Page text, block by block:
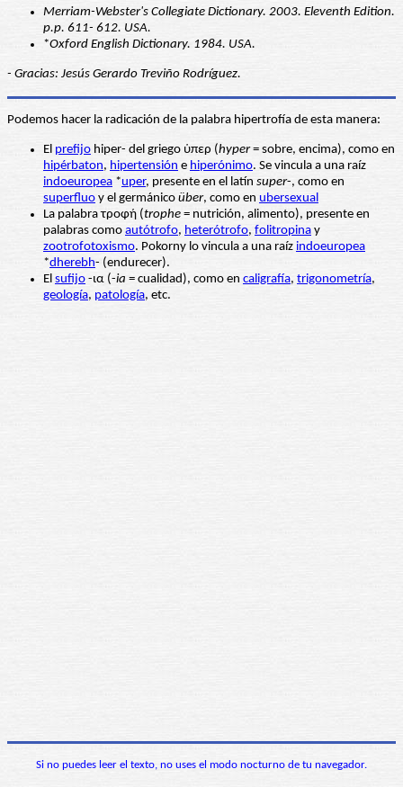
Merriam-Webster's Collegiate Dictionary. 2003. Eleventh Edition.
p.p. 611- 612. USA.
*Oxford English Dictionary. 1984. USA.
- Gracias: Jesús Gerardo Treviño Rodríguez.
Podemos hacer la radicación de la palabra hipertrofía de esta manera:
El prefijo hiper- del griego ὑπερ (hyper= sobre, encima), como en
hipérbaton, hipertensión e hiperónimo. Se vincula a una raíz
indoeuropea *uper, presente en el latín super-, como en
superfluo y el germánico über, como en ubersexual
La palabra τροφή (trophe = nutrición, alimento), presente en
palabras como autótrofo, heterótrofo, folitropina y
zootrofotoxismo. Pokorny lo vincula a una raíz indoeuropea
*dherebh- (endurecer).
El sufijo -ια (-ia = cualidad), como en caligrafía, trigonometría,
geología, patología, etc.
Si no puedes leer el texto, no uses el modo nocturno de tu navegador.